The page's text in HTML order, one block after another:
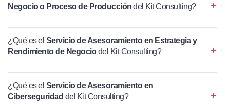
Negocio o Proceso de Producción del Kit Consulting?
¿Qué es el Servicio de Asesoramiento en Estrategia y
Rendimiento de Negociodel Kit Consulting?
¿Qué es el Servicio de Asesoramiento en
Ciberseguridad del Kit Consulting?